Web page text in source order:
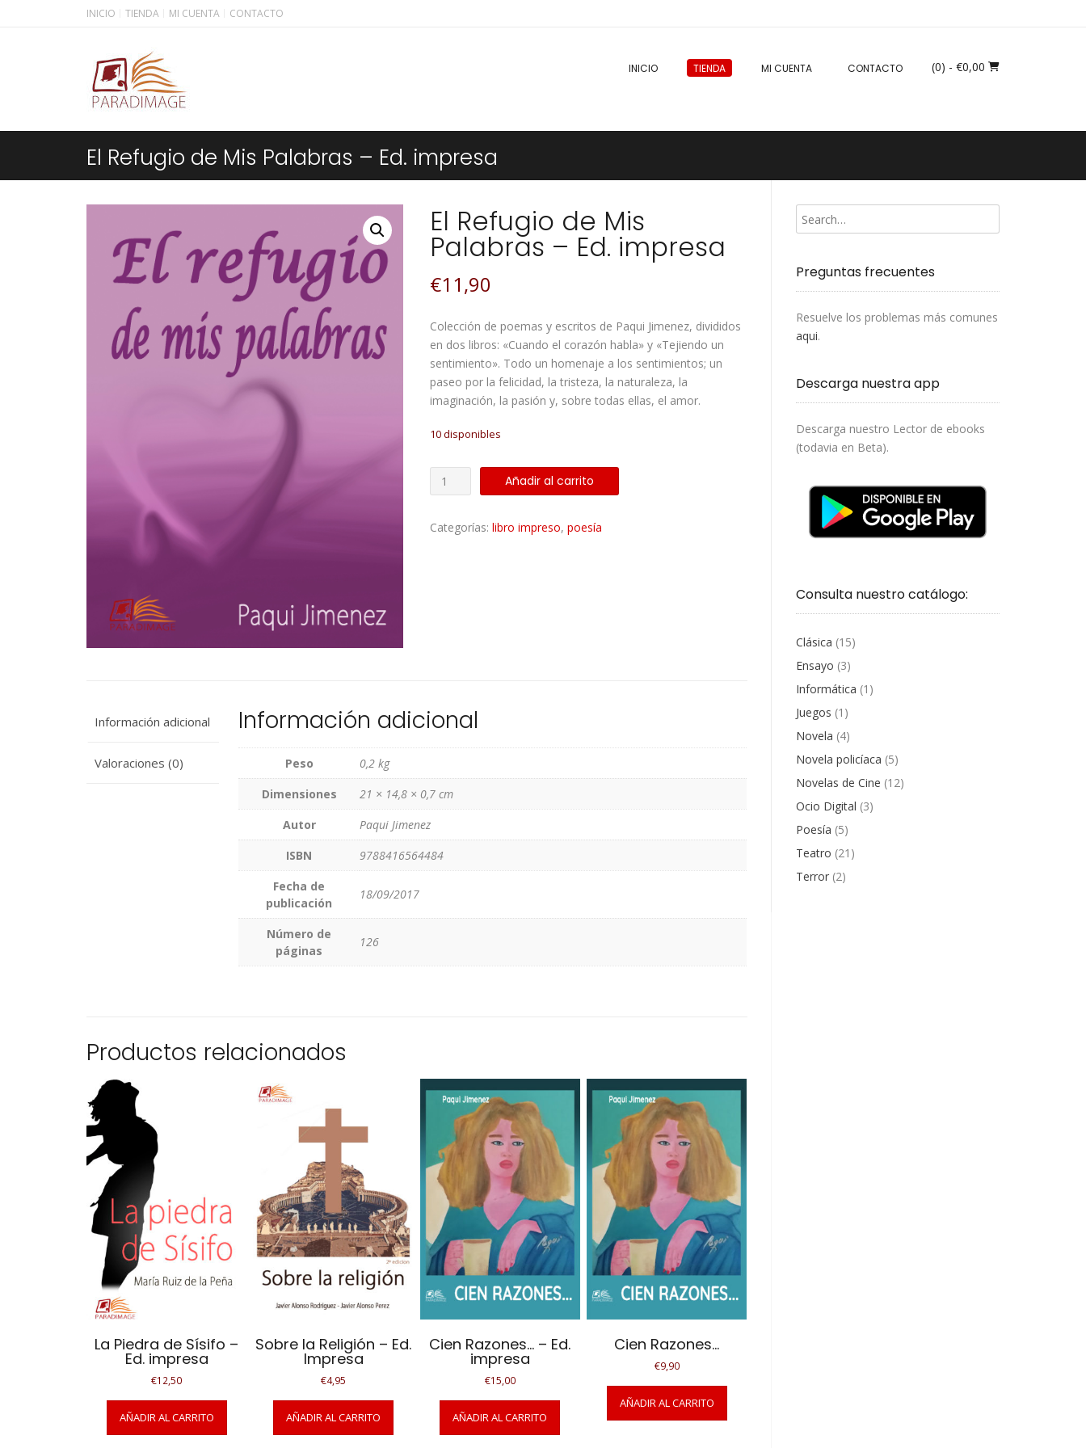
INICIO TIENDA MI CUENTA CONTACTO
INICIO TIENDA MI CUENTA CONTACTO (0) - €0,00
El Refugio de Mis Palabras – Ed. impresa
El Refugio de Mis
Palabras – Ed. impresa
€11,90
Colección de poemas y escritos de Paqui Jimenez, divididos
en dos libros: «Cuando el corazón habla» y «Tejiendo un
sentimiento». Todo un homenaje a los sentimientos; un
paseo por la felicidad, la tristeza, la naturaleza, la
imaginación, la pasión y, sobre todas ellas, el amor.
10 disponibles
Refugio
Mis
Añadir al carrito
Categorías:libro impreso,poesía
Información adicional
Valoraciones (0)
Información adicional
Peso
0,2 kg
Dimensiones
21 × 14,8 × 0,7 cm
Autor
Paqui Jimenez
ISBN
9788416564484
Fecha de
publicación
18/09/2017
Número de
páginas
126
Productos relacionados
La Piedra de Sísifo –
Ed. impresa
€12,50
AÑADIR AL CARRITO
Sobre la Religión – Ed.
Impresa
€4,95
AÑADIR AL CARRITO
Cien Razones… – Ed.
impresa
€15,00
AÑADIR AL CARRITO
Cien Razones…
€9,90
AÑADIR AL CARRITO
Preguntas frecuentes
Resuelve los problemas más comunes
aqui.
Descarga nuestra app
Descarga nuestro Lector de ebooks
(todavia en Beta).
Consulta nuestro catálogo:
Clásica (15)
Ensayo (3)
Informática (1)
Juegos (1)
Novela (4)
Novela policíaca (5)
Novelas de Cine (12)
Ocio Digital (3)
Poesía (5)
Teatro (21)
Terror(2)